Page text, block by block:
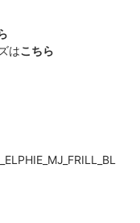
はこちら